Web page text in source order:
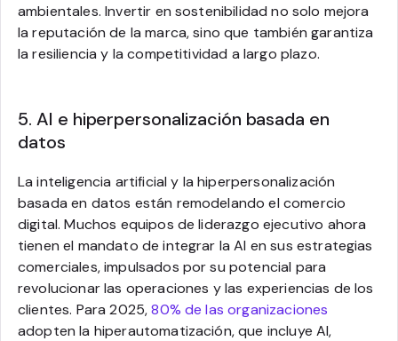
ambientales. Invertir en sostenibilidad no solo mejora
la reputación de la marca, sino que también garantiza
la resiliencia y la competitividad a largo plazo.
5. AI e hiperpersonalización basada en
datos
La inteligencia artificial y la hiperpersonalización
basada en datos están remodelando el comercio
digital. Muchos equipos de liderazgo ejecutivo ahora
tienen el mandato de integrar la AI en sus estrategias
comerciales, impulsados por su potencial para
revolucionar las operaciones y las experiencias de los
clientes. Para 2025,80% de las organizaciones
adopten la hiperautomatización, que incluye AI,